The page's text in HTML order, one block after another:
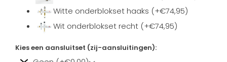
Witte onderblokset haaks (+€74,95)
Wit onderblokset recht (+€74,95)
Kies een aansluitset (zij-aansluitingen):